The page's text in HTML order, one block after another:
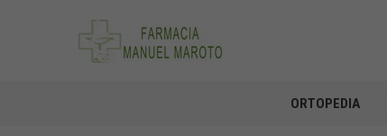
ORTOPEDIA